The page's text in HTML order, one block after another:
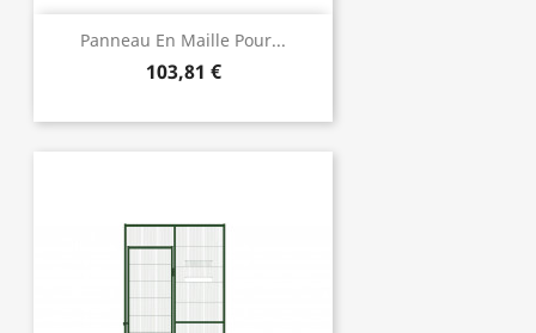
Panneau En Maille Pour...
103,81 €